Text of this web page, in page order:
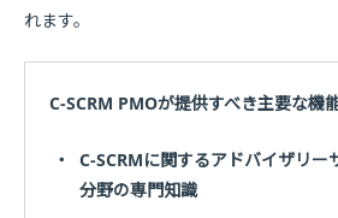
れます。
C-SCRM PMOが提供すべき主要な機
・
C-SCRMに関するアドバイザリー
分野の専門知識